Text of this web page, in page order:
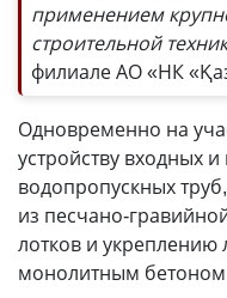
применением
строительной
филиале АО «НК
Одновременно на
устройству входных
водопропускных
из песчано-
лотков и
монолитным